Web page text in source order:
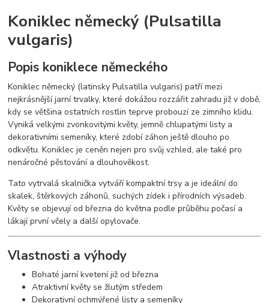
Koniklec německý (Pulsatilla
vulgaris)
Popis koniklece německého
Koniklec německý (latinskyPulsatilla vulgaris) patří mezi
nejkrásnější jarní trvalky, které dokážou rozzářit zahradu již v době,
kdy se většina ostatních rostlin teprve probouzí ze zimního klidu.
Vyniká velkými zvonkovitými květy, jemně chlupatými listy a
dekorativními semeníky, které zdobí záhon ještě dlouho po
odkvětu. Koniklec je ceněn nejen pro svůj vzhled, ale také pro
nenáročné pěstování a dlouhověkost.
Tato vytrvalá skalnička vytváří kompaktní trsy a je ideální do
skalek, štěrkových záhonů, suchých zídek i přírodních výsadeb.
Květy se objevují od března do května podle průběhu počasí a
lákají první včely a další opylovače.
Vlastnosti a výhody
Bohaté jarní kvetení již od března
Atraktivní květy se žlutým středem
Dekorativní ochmýřené listy a semeníky